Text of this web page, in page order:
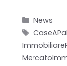
Categorie
News
Tag